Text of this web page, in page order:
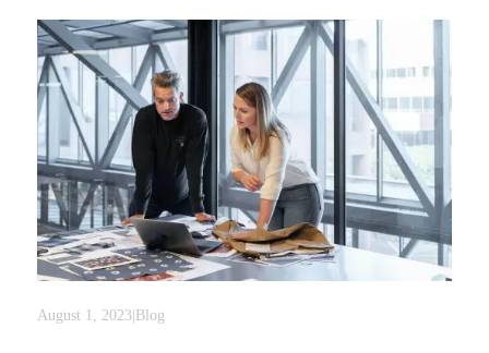
August 1, 2023|Blog